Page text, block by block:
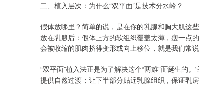
二、植入层次：为什么“双平面”是技术分水岭？
假体放哪里？简单的说，是在你的乳腺和胸大肌这
放在乳腺后：假体上方的软组织覆盖太薄，瘦一点
会被收缩的肌肉挤得变形或向上移位，就是我们常说
“双平面”植入法正是为了解决这个“两难”而诞生的
提供自然过渡；让下半部分贴近乳腺组织，保证乳